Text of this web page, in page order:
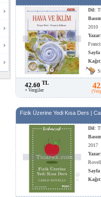
Dil:
2010
Yazar
Sayfa
Kağıt
42.60 TL
+ Vergiler
Fizik Üzerine Yedi Kısa Ders |
Dil:
2017
Yazar
Sayfa
Kağıt